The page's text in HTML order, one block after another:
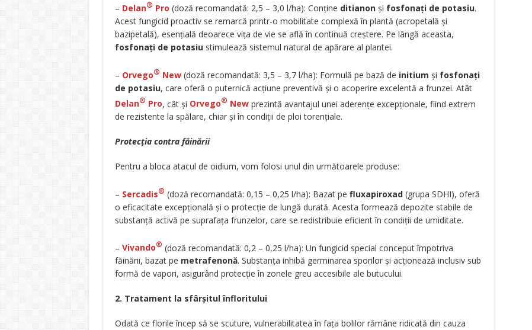
– Delan® Pro (doză recomandată: 2,5 – 3,0 l/ha): Conține ditianonși fosfonați de potasiu.
Acest fungicid proactiv se remarcă printr-o mobilitate complexă în plantă (acropetală și
bazipetală), esențială deoarece vița de vie se află în continuă creștere. Pe lângă aceasta,
fosfonați de potasiustimulează sistemul natural de apărare al plantei.
– Orvego® New(doză recomandată: 3,5 – 3,7 l/ha): Formulă pe bază de initium și fosfonați
de potasiu, care oferă o puternică acțiune preventivă și o acoperire excelentă a frunzei. Atât
Delan® Pro, cât și Orvego® Newprezintă avantajul unei aderențe excepționale, fiind extrem
de rezistente la spălare, chiar și în condiții de ploi torențiale.
Protecția contra făinării
Pentru a bloca atacul de oidium, vom folosi unul din următoarele produse:
– Sercadis® (doză recomandată: 0,15 – 0,25 l/ha): Bazat pe fluxapiroxad(grupa SDHI), oferă
o eficacitate excepțională și o protecție de lungă durată. Acesta formează depozite stabile de
substanță activă pe suprafața frunzelor, care se redistribuie eficient în condiții de umiditate.
– Vivando® (doză recomandată: 0,2 – 0,25 l/ha): Un fungicid special conceput împotriva
făinării, bazat pe metrafenonă. Substanța inhibă germinarea sporilor și acționează inclusiv sub
formă de vapori, asigurând protecție în zonele greu accesibile ale butucului.
2. Tratament la sfârșitul înfloritului
Odată ce florile încep să se scuture, vulnerabilitatea în fața bolilor rămâne ridicată din cauza